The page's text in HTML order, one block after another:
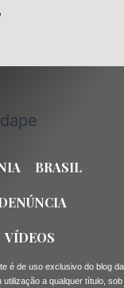
,
BRASIL
VÍDEOS
é de uso exclusivo do blog da
a qualquer título, sob